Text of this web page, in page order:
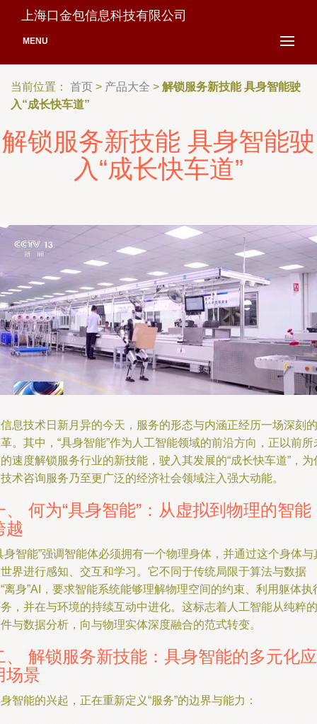
上海口金包信息科技有限公司
MENU
当前位置： 首页 > 产品大全 > 解锁服务新技能 具身智能驶
入“成长快车道”
解锁服务新技能 具身智能驶
入“成长快车道”
息技术日新月异的今天，服务的形态与内涵正经历一场深刻的
。其中，“具身智能”作为人工智能领域的前沿方向，正以前所
速度解锁服务行业的新技能，驶入其发展的“成长快车道”，为
术咨询服务乃至更广泛的经济社会领域注入强大动能。
、 何为“具身智能”：从虚拟到物理的智能
越
身智能”强调智能体必须拥有一个物理身体，并通过这个身体与
界进行感知、交互和学习。它不同于传统局限于算法与数据
离身”AI，要求智能系统能够理解物理空间的约束、利用躯体执
，并在与环境的持续互动中进化。这标志着人工智能从纯粹的
与数据分析，向与物理实体深度融合的范式转变。
、 解锁服务新技能：具身智能的多元化应
场景
智能的兴起，正在重新定义“服务”的边界与能力：